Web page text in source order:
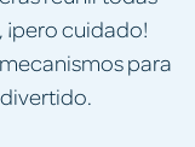
¡pero cuidado!
para